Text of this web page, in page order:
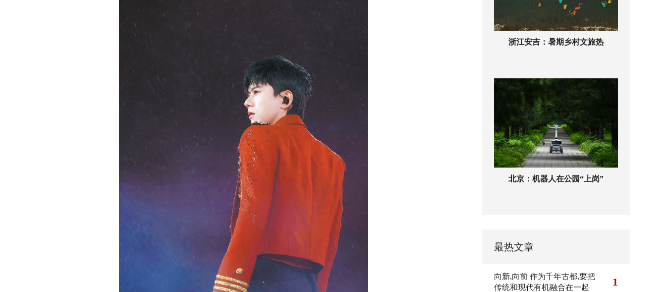
浙江安吉：暑期乡村文旅热
北京：机器人在公园“上岗”
最热文章
向新,向前 作为千年古都,要把
传统和现代有机融合在一起
1